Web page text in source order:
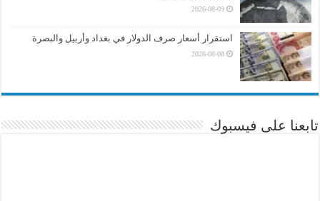
2026-08-09
استقرار أسعار صرف الدولار في بغداد وأربيل والبصرة
2026-08-08
تابعنا على فيسبوك